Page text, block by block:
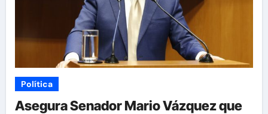
Política
Asegura Senador Mario Vázquez que